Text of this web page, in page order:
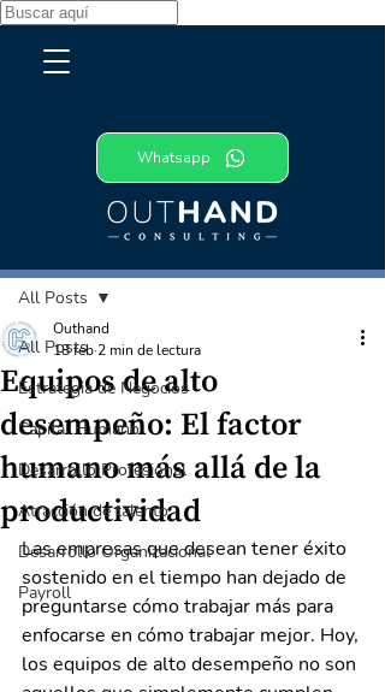
Whatsapp
All Posts
Estrategia de Negocios
Capital Humano
Desarrollo Profesional
Atracción de talento
Desarrollo Organizacional
Payroll
All Posts
Equipos de alto
desempeño: El factor
humano más allá de la
productividad
Outhand
18 feb 2 min de lectura
Las empresas que desean tener éxito
sostenido en el tiempo han dejado de
preguntarse cómo trabajar más para
enfocarse en cómo trabajar mejor. Hoy,
los equipos de alto desempeño no son